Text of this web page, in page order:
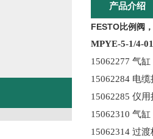
产品介绍
FESTO比例阀
MPYE-5-1/4-
15062277
15062284 电
15062285 仪
15062310
15062314 过渡